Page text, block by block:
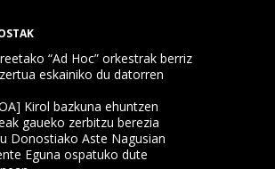
“Ad Hoc” orkestrak berriz
eskainiko du datorren
Kirol bazkuna ehuntzen
gaueko zerbitzu berezia
Donostiako Aste Nagusian
Eguna ospatuko dute